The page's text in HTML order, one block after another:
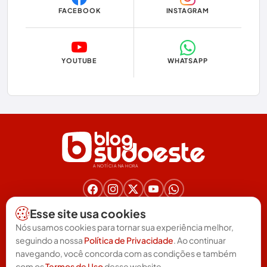
Economia
Educação
Eleições 2024
Encruzilhada
Érico Cardoso
Esportes
Feira da Mata
FACEBOOK INSTAGRAM
YOUTUBE WHATSAPP
A NOTÍCIA NA HORA
(77) 3025-6571
redacao@blogsudoeste.com.br
Política de Privacidade| Termos de uso
Esse site usa cookies
Nós usamos cookies para tornar sua experiência melhor,
seguindo a nossa Política de Privacidade. Ao continuar
navegando, você concorda com as condições e também